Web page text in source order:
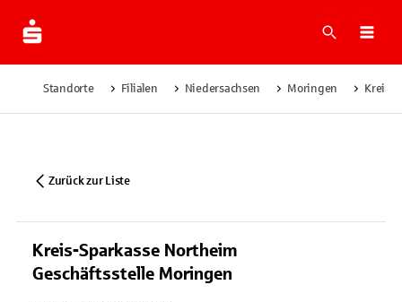
Suche
Standorte Filialen Niedersachsen Moringen Kreis-
Zurück zur Liste
Kreis-Sparkasse Northeim
Geschäftsstelle Moringen